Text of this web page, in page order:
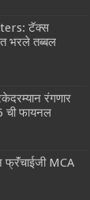
टॅक्स
भरले तब्बल
रंगणार
फायनल
फ्रॅंचाईजी MCA